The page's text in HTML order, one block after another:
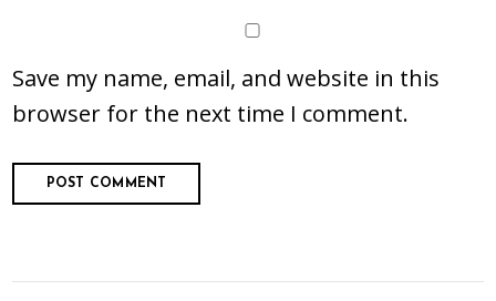
Save my name, email, and website in this
browser for the next time I comment.